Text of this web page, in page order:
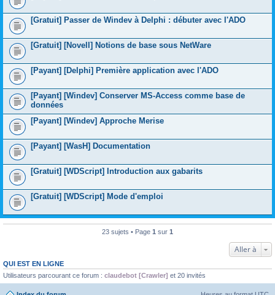
[Gratuit] Passer de Windev à Delphi : débuter avec l'ADO
[Gratuit] [Novell] Notions de base sous NetWare
[Payant] [Delphi] Première application avec l'ADO
[Payant] [Windev] Conserver MS-Access comme base de
données
[Payant] [Windev] Approche Merise
[Payant] [WasH] Documentation
[Gratuit] [WDScript] Introduction aux gabarits
[Gratuit] [WDScript] Mode d'emploi
23 sujets • Page 1 sur 1
Aller à
QUI EST EN LIGNE
Utilisateurs parcourant ce forum : claudebot [Crawler] et 20 invités